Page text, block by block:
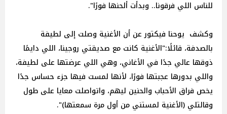
للناس اللي فرقونا.. وبدأت ألحنها فورًا".
وكشف يوحنا فيكتور عن أن الأغنية وصلت إلى لطيفة
بالصدفة، قائلًا:"الأغنية كانت مع صديقتي روجينا، اللي دايمًا
ذوقها عالي جدًا في الأغاني، وهي اللي عرضتها على لطيفة،
واللي بدورها عجبتها فورًا، لأنها لمست فيها جزء حساس جدًا
يخص فراق الأحباب والحنين ليهم، واتواصلت معايا على طول
وقالتلي (الأغنية لمستني من أول مرة سمعتها)".